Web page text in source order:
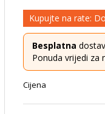
Kupujte na rate: Do
Besplatna
Ponuda vrijedi za
Cijena